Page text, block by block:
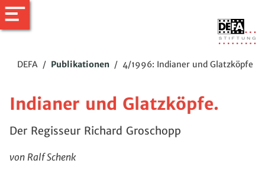
DEFA / Publikationen / 4/1996: Indianer und Glatzköpfe
Indianer und Glatzköpfe.
Der Regisseur Richard Groschopp
von Ralf Schenk